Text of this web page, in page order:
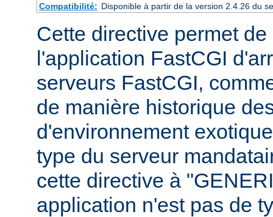
Compatibilité: Disponible à partir de la version 2.4.26 du
Cette directive permet
l'application FastCGI
serveurs FastCGI,
de manière historique
d'environnement
type du serveur
cette directive à
application n'est pas de